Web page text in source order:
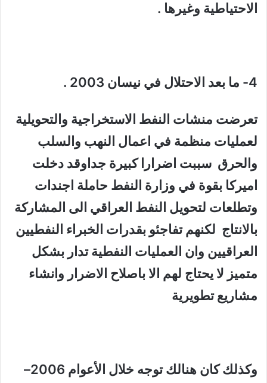
الاحتياطية وغيرها .
4- ما بعد الاحتلال في نيسان 2003 .
تعرضت منشات النفط الاستخراجية والتحويلية
لعمليات منظمة في اعمال النهب والسلب
والحرق سببت اضرارا كبيرة جداوقد دخلت
اميركا بقوة في وزارة النفط حاملة اجندات
وتطلعات لتحويل النفط العراقي الى المشاركة
بالانتاج لكنهم تفاجئو بقدرات الخبراء النفطيين
العراقيين وان العمليات النفطية تدار بشكل
متميز لا يحتاج لهم الا باصلاح الاضرار وانشاء
مشاريع تطويرية
وكذلك كان هنالك توجه خلال الأعوام 2006–